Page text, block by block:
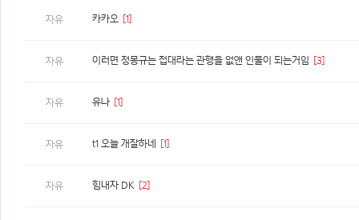
자유 카카오 [1]
자유 이러면 정몽규는 접대라는 관행을 없앤 인물이 되는거임 [3]
자유 유나 [1]
자유 t1 오늘 개잘하네 [1]
자유 힘내자 DK [2]